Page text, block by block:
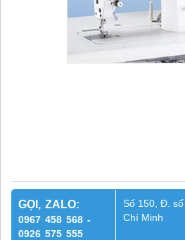
GỌI, ZALO:
0967 458 568 -
0926 575 555
Số 150, Đ.
Chí Minh